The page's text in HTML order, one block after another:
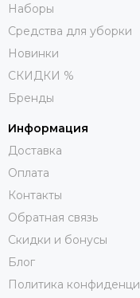
Наборы
Средства для уборки
Новинки
СКИДКИ %
Бренды
Информация
Доставка
Оплата
Контакты
Обратная связь
Скидки и бонусы
Блог
Политика